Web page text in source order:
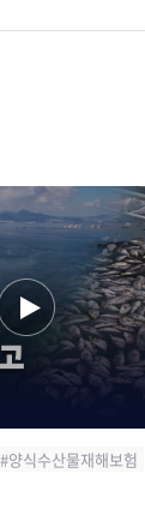
양식수산물재해보험